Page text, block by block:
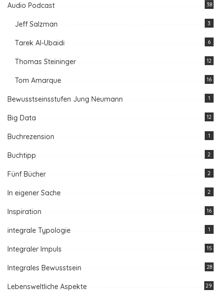
Audio Podcast 38
Jeff Salzman 3
Tarek Al-Ubaidi 6
Thomas Steininger 12
Tom Amarque 16
Bewusstseinsstufen Jung Neumann 1
Big Data 12
Buchrezension 1
Buchtipp 2
Fünf Bücher 2
In eigener Sache 2
Inspiration 16
integrale Typologie 1
Integraler Impuls 15
Integrales Bewusstsein 28
Lebensweltliche Aspekte 29